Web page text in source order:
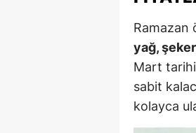
Ramazan
yağ, şeker
Mart
sabit
kolayca